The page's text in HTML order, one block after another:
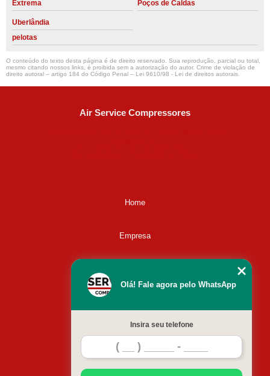
Extrema
Poços de Caldas
Uberlândia
pelotas
O conteúdo do texto desta página é de direito reservado. Sua reprodução, parcial ou total,
mesmo citando nossos links, é proibida sem a autorização do autor. Crime de violação de
direito autoral – artigo 184 do Código Penal – Lei 9610/98 - Lei de direitos autorais.
Air Service Compressores
Home
Empresa
Contato
Mapa do site
Olá! Fale agora pelo WhatsApp
Insira seu telefone